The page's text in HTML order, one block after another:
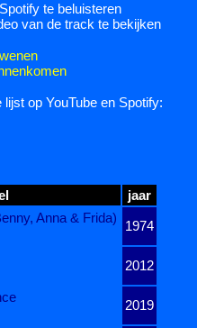
te beluisteren
van de track te bekijken
op YouTube en Spotify:
jaar
Anna & Frida)
1974
2012
2019